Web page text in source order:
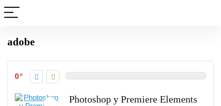
adobe
0
Photoshop y Premiere Elements